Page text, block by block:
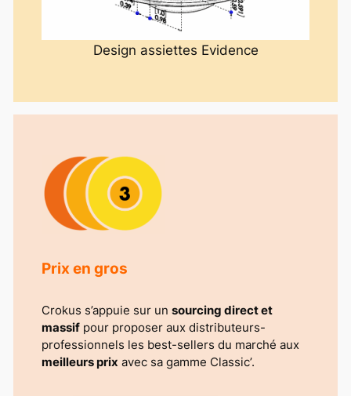
Design assiettes Evidence
Prix en gros
Crokus s’appuie sur un sourcing direct et
massifpour proposer aux distributeurs-
professionnels les best-sellers du marché aux
meilleurs prix avec sa gamme Classic’.